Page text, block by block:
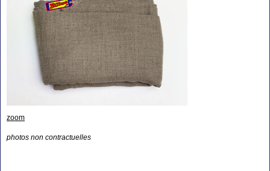
zoom
photos non contractuelles